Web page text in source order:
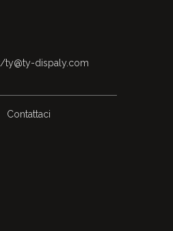
/ty@ty-dispaly.com
Contattaci